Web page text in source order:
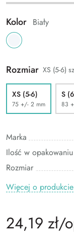
Kolor Biały
Rozmiar XS (5-6)
XS (5-6)
75 +/- 2 mm
S
83
Marka
Ilość w opakowaniu
Rozmiar
Więcej o produkcie
24,19 zł/